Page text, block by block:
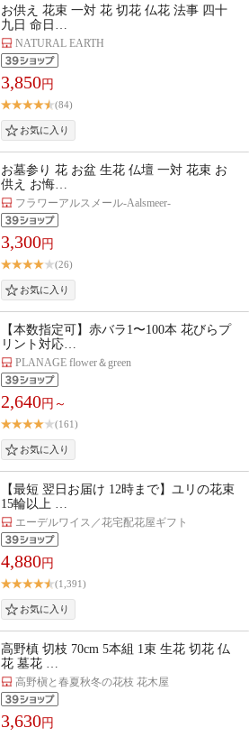
お供え 花束 一対 花 切花 仏花 法事 四十
九日 命日…
NATURAL EARTH
3,850円
(84)
お墓参り 花 お盆 生花 仏壇 一対 花束 お
供え お悔…
フラワーアルスメール-Aalsmeer-
3,300円
(26)
【本数指定可】赤バラ1〜100本 花びらプ
リント対応…
PLANAGE flower＆green
2,640円～
(161)
【最短 翌日お届け 12時まで】ユリの花束
15輪以上 …
エーデルワイス／花宅配花屋ギフト
4,880円
(1,391)
高野槙 切枝 70cm 5本組 1束 生花 切花 仏
花 墓花 …
高野槇と春夏秋冬の花枝 花木屋
3,630円